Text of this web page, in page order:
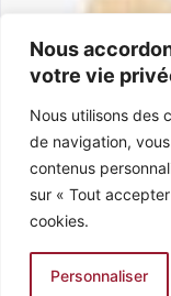
Nous
votre vie
Nous utilisons des
de navigation,
contenus
sur « Tout
cookies.
Personnaliser
14 rue Burugoria,
Certifications
IGP Jijona Sans
© 2026 Maria
Siret Bayonne :